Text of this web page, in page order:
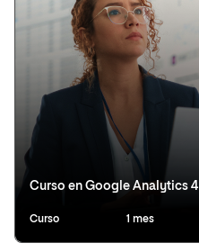
Curso en Google Analytics 4
Curso 1 mes